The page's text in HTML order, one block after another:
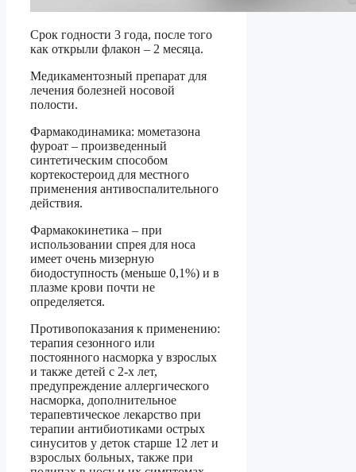
Срок годности 3 года, после того
как открыли флакон – 2 месяца.
Медикаментозный препарат для
лечения болезней носовой
полости.
Фармакодинамика: мометазона
фуроат – произведенный
синтетическим способом
кортекостероид для местного
применения антивоспалительного
действия.
Фармакокинетика – при
использовании спрея для носа
имеет очень мизерную
биодоступность (меньше 0,1%) и в
плазме крови почти не
определяется.
Противопоказания к применению:
терапия сезонного или
постоянного насморка у взрослых
и также детей с 2-х лет,
предупреждение аллергического
насморка, дополнительное
терапевтическое лекарство при
терапии антибиотиками острых
синуситов у деток старше 12 лет и
взрослых больных, также при